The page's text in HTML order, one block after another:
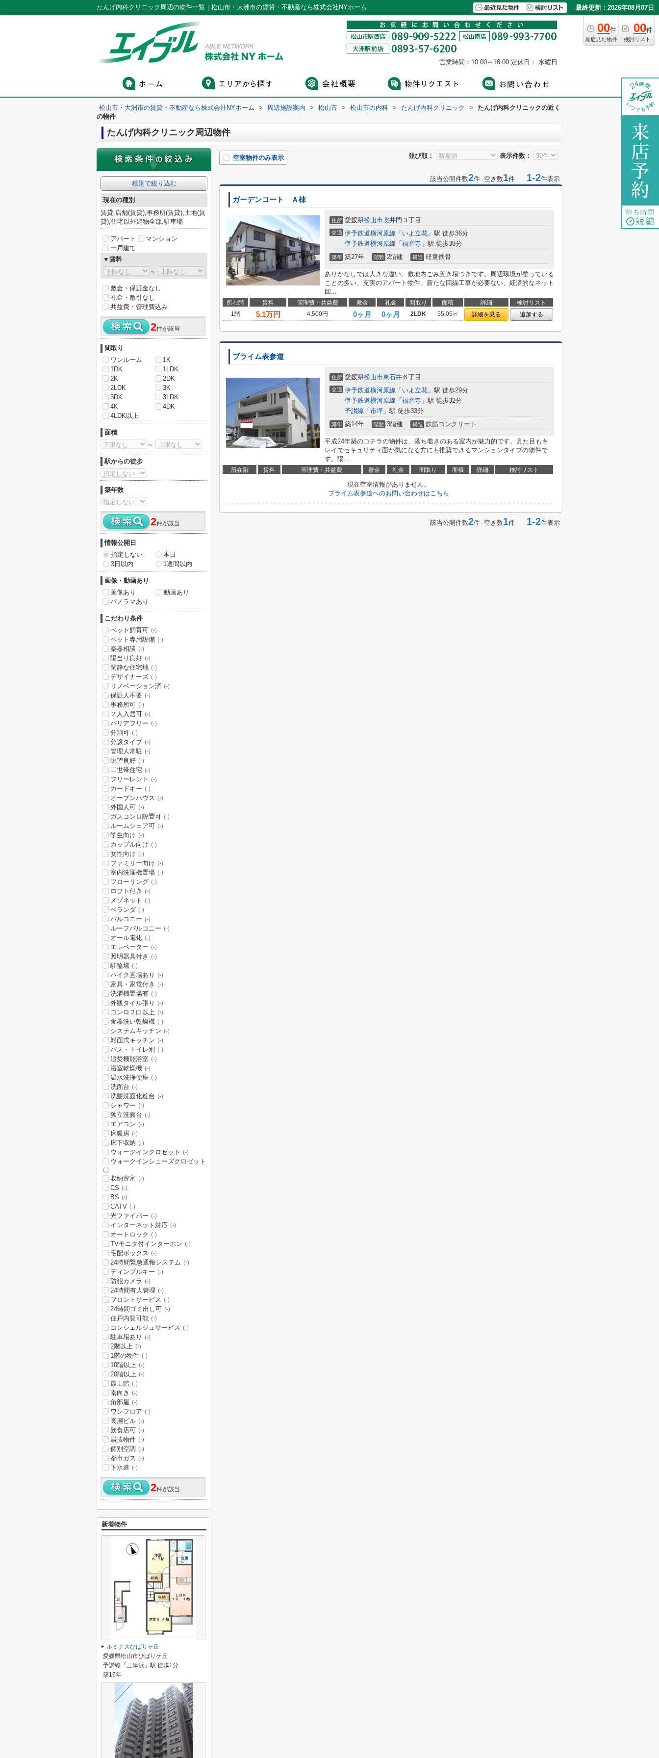
たんげ内科クリニック周辺の物件一覧｜松山市・大洲市の賃貸・不動産なら株式会社NYホーム 最終更新：2026年08月07日
00件
最近見た物件
00件
検討リスト
営業時間：10:00～18:00 定休日： 水曜日
松山市・大洲市の賃貸・不動産なら株式会社NYホーム > 周辺施設案内 > 松山市 > 松山市の内科 > たんげ内科クリニック >
たんげ内科クリニックの近く
の物件
たんげ内科クリニック周辺物件
並び順： 表示件数：
空室物件のみ表示
該当公開件数2件 空き数1件 1-2件表示
ガーデンコート Ａ棟
住所 愛媛県松山市北井門 ３丁目
交通 伊予鉄道横河原線 「 いよ立花 」駅 徒歩36分
伊予鉄道横河原線 「 福音寺 」駅 徒歩38分
築年 築27年 階数 2階建 構造 軽量鉄骨
ありかなしでは大きな違い、敷地内ごみ置き場つきです。周辺環境が整っている
ことの多い、充実のアパート物件。新たな回線工事が必要ない、経済的なネット
回...
所在階 賃料 管理費・共益費 敷金 礼金 間取り 面積 詳細
検討リスト
1階
5.1万円 4,500円 0ヶ月 0ヶ月 2LDK 55.05㎡ 詳細を見る 追加する
ブライム表参道
住所 愛媛県松山市東石井 ６丁目
交通 伊予鉄道横河原線 「 いよ立花 」駅 徒歩29分
伊予鉄道横河原線 「 福音寺 」駅 徒歩32分
予讃線 「 市坪 」駅 徒歩33分
築年 築14年 階数 3階建 構造 鉄筋コンクリート
平成24年築のコチラの物件は、落ち着きのある室内が魅力的です。見た目もキ
レイでセキュリティ面が気になる方にも推奨できるマンションタイプの物件で
す。陽...
所在階 賃料 管理費・共益費 敷金 礼金 間取り 面積 詳細 検討リスト
現在空室情報がありません。
ブライム表参道へのお問い合わせはこちら
該当公開件数2件 空き数1件 1-2件表示
種別で絞り込む
現在の種別
賃貸,店舗(賃貸),事務所(賃貸),土地(賃
貸),住宅以外建物全部,駐車場
アパート
マンション
一戸建て
▼賃料
～
敷金・保証金なし
礼金・敷引なし
共益費・管理費込み
2件が該当
間取り
ワンルーム
1K
1DK
1LDK
2K
2DK
2LDK
3K
3DK
3LDK
4K
4DK
4LDK以上
面積
～
駅からの徒歩
築年数
2件が該当
情報公開日
指定しない
本日
3日以内
1週間以内
画像・動画あり
画像あり
動画あり
パノラマあり
こだわり条件
ペット飼育可 (-)
ペット専用設備 (-)
楽器相談 (-)
陽当り良好 (-)
閑静な住宅地 (-)
デザイナーズ (-)
リノベーション済 (-)
保証人不要 (-)
事務所可 (-)
２人入居可 (-)
バリアフリー (-)
分割可 (-)
分譲タイプ (-)
管理人常駐 (-)
眺望良好 (-)
二世帯住宅 (-)
フリーレント (-)
カードキー (-)
オープンハウス (-)
外国人可 (-)
ガスコンロ設置可 (-)
ルームシェア可 (-)
学生向け (-)
カップル向け (-)
女性向け (-)
ファミリー向け (-)
室内洗濯機置場 (-)
フローリング (-)
ロフト付き (-)
メゾネット (-)
ベランダ (-)
バルコニー (-)
ルーフバルコニー (-)
オール電化 (-)
エレベーター (-)
照明器具付き (-)
駐輪場 (-)
バイク置場あり (-)
家具・家電付き (-)
洗濯機置場有 (-)
外観タイル張り (-)
コンロ２口以上 (-)
食器洗い乾燥機 (-)
システムキッチン (-)
対面式キッチン (-)
バス・トイレ別 (-)
追焚機能浴室 (-)
浴室乾燥機 (-)
温水洗浄便座 (-)
洗面台 (-)
洗髪洗面化粧台 (-)
シャワー (-)
独立洗面台 (-)
エアコン (-)
床暖房 (-)
床下収納 (-)
ウォークインクロゼット (-)
ウォークインシューズクロゼット
(-)
収納豊富 (-)
CS (-)
BS (-)
CATV (-)
光ファイバー (-)
インターネット対応 (-)
オートロック (-)
TVモニタ付インターホン (-)
宅配ボックス (-)
24時間緊急通報システム (-)
ディンプルキー (-)
防犯カメラ (-)
24時間有人管理 (-)
フロントサービス (-)
24時間ゴミ出し可 (-)
住戸内覧可能 (-)
コンシェルジュサービス (-)
駐車場あり (-)
2階以上 (-)
1階の物件 (-)
10階以上 (-)
20階以上 (-)
最上階 (-)
南向き (-)
角部屋 (-)
ワンフロア (-)
高層ビル (-)
飲食店可 (-)
居抜物件 (-)
個別空調 (-)
都市ガス (-)
下水道 (-)
2件が該当
新着物件
ルミナスひばりヶ丘
愛媛県松山市ひばりケ丘
予讃線「三津浜」駅 徒歩1分
築16年